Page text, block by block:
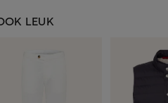
LEUK